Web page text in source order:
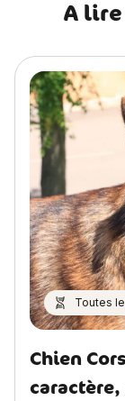
A
Toutes
Chien